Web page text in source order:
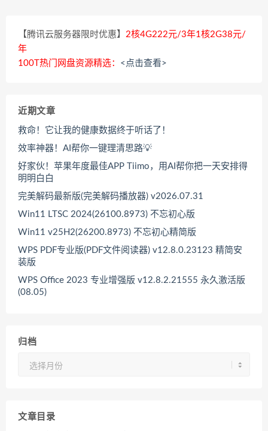
【腾讯云服务器限时优惠】 2核4G222元/3年1核2G38元/
年
100T热门网盘资源精选： <点击查看>
近期文章
救命！它让我的健康数据终于听话了！
效率神器！AI帮你一键理清思路💡
好家伙！苹果年度最佳APP Tiimo，用AI帮你把一天安排得
明明白白
完美解码最新版(完美解码播放器) v2026.07.31
Win11 LTSC 2024(26100.8973) 不忘初心版
Win11 v25H2(26200.8973) 不忘初心精简版
WPS PDF专业版(PDF文件阅读器) v12.8.0.23123 精简安
装版
WPS Office 2023 专业增强版 v12.8.2.21555 永久激活版
(08.05)
归档
文章目录